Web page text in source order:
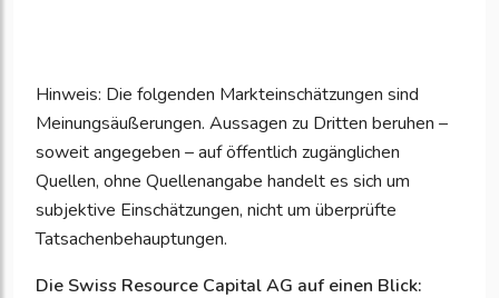
Hinweis: Die folgenden Markteinschätzungen sind
Meinungsäußerungen. Aussagen zu Dritten beruhen –
soweit angegeben – auf öffentlich zugänglichen
Quellen, ohne Quellenangabe handelt es sich um
subjektive Einschätzungen, nicht um überprüfte
Tatsachenbehauptungen.
Die Swiss Resource Capital AG auf einen Blick: